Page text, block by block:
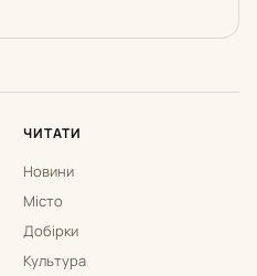
ЧИТАТИ
Новини
Місто
Добірки
Культура